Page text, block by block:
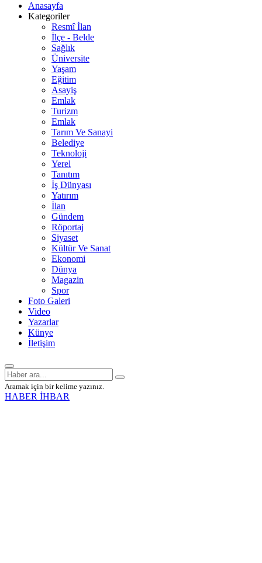
Anasayfa
Kategoriler
Resmî İlan
İlçe - Belde
Sağlık
Üniversite
Yaşam
Eğitim
Asayiş
Emlak
Turizm
Emlak
Tarım Ve Sanayi
Belediye
Teknoloji
Yerel
Tanıtım
İş Dünyası
Yatırım
İlan
Gündem
Röportaj
Siyaset
Kültür Ve Sanat
Ekonomi
Dünya
Magazin
Spor
Foto Galeri
Video
Yazarlar
Künye
İletişim
Aramak için bir kelime yazınız.
HABER İHBAR